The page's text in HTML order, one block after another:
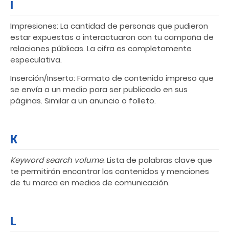
I
Impresiones: La cantidad de personas que pudieron
estar expuestas o interactuaron con tu campaña de
relaciones públicas. La cifra es completamente
especulativa.
Inserción/Inserto: Formato de contenido impreso que
se envía a un medio para ser publicado en sus
páginas. Similar a un anuncio o folleto.
K
Keyword search volume: Lista de palabras clave que
te permitirán encontrar los contenidos y menciones
de tu marca en medios de comunicación.
L